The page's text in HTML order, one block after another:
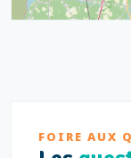
FOIRE AUX